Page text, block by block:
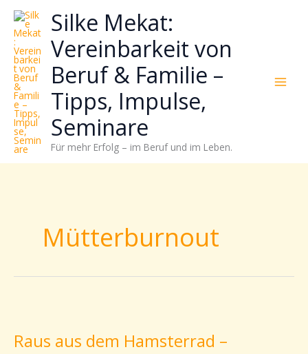
Zum
Inhalt
springen
Silke Mekat:
Vereinbarkeit von
Beruf & Familie –
Tipps, Impulse,
Seminare
Für mehr Erfolg – im Beruf und im Leben.
Mütterburnout
Raus aus dem Hamsterrad –
dem
wie
sich
Stress
reduzieren
Energie
gezielter
einsetzen
lässt?
Einfach